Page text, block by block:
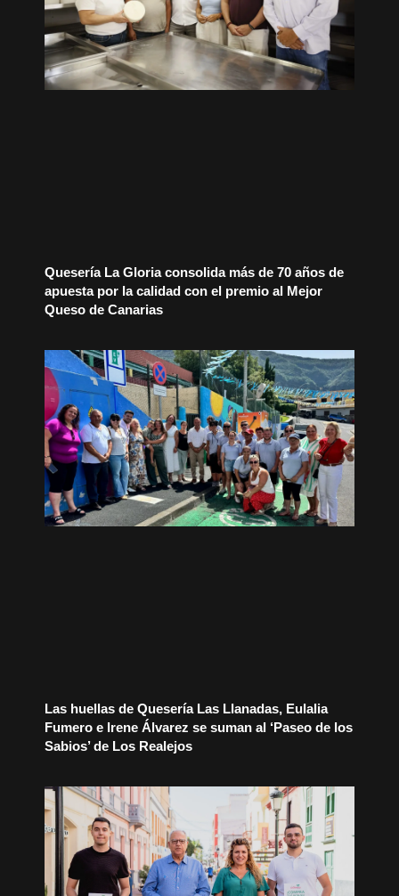
Quesería La Gloria consolida más de 70 años de
apuesta por la calidad con el premio al Mejor
Queso de Canarias
Las huellas de Quesería Las Llanadas, Eulalia
Fumero e Irene Álvarez se suman al ‘Paseo de los
Sabios’ de Los Realejos